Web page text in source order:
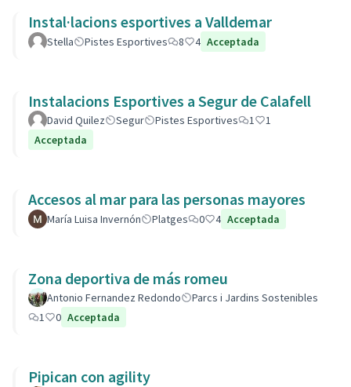
Instal·lacions esportives a Valldemar
Stella Pistes Esportives 8 4 Acceptada
Instalacions Esportives a Segur de Calafell
David Quilez Segur Pistes Esportives 1
1
Acceptada
Accesos al mar para las personas mayores
María Luisa Invernón Platges 0 4 Acceptada
Zona deportiva de más romeu
Antonio Fernandez Redondo
Parcs i Jardins Sostenibles
1
0 Acceptada
Pipican con agility